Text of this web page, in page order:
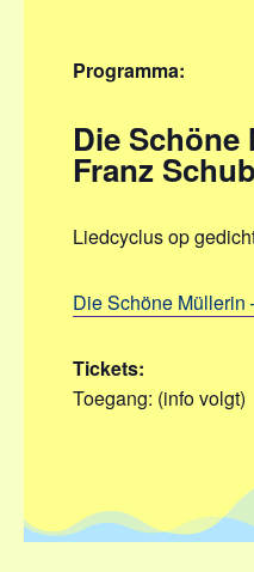
Programma:
Die Schöne
Franz
Liedcyclus op
Die Schöne Müllerin
Tickets:
Toegang: (info volgt)